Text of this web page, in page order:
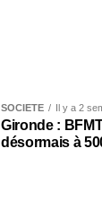
SOCIÉTÉ Il y a 2
Gironde :
désormais à